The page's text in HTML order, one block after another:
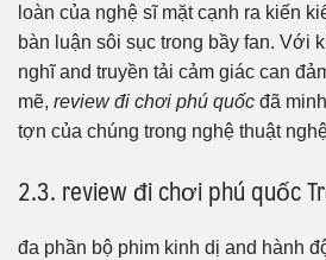
loàn của nghệ sĩ mặt cạnh ra kiến
bàn luận sôi sục trong bầy fan. Với
nghĩ and truyền tải cảm giác can
mẽ, review đi chơi phú quốc đã
tợn của chúng trong nghệ thuật
2.3. review đi chơi phú quốc
đa phần bộ phim kinh dị and hành